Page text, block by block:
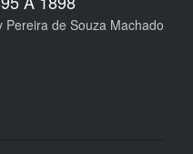
Pereira de Souza Machado